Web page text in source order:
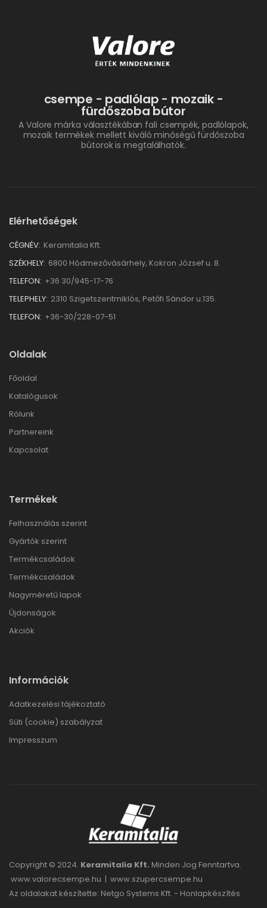
csempe - padlólap - mozaik -
fürdőszoba bútor
A Valore márka választékában fali csempék, padlólapok,
mozaik termékek mellett kiváló minőségű fürdőszoba
bútorok is megtalálhatók.
Elérhetőségek
CÉGNÉV: Keramitalia Kft.
SZÉKHELY: 6800 Hódmezővásárhely, Kokron József u. 8.
TELEFON: +36 30/945-17-76
TELEPHELY: 2310 Szigetszentmiklós, Petőfi Sándor u.135.
TELEFON: +36-30/228-07-51
Oldalak
Főoldal
Katalógusok
Rólunk
Partnereink
Kapcsolat
Termékek
Felhasználás szerint
Gyártók szerint
Termékcsaládok
Termékcsaládok
Nagyméretű lapok
Újdonságok
Akciók
Információk
Adatkezelési tájékoztató
Süti (cookie) szabályzat
Impresszum
Copyright © 2024. Keramitalia Kft. Minden Jog Fenntartva.
www.valorecsempe.hu | www.szupercsempe.hu
Az oldalakat készítette: Netgo Systems Kft. - Honlapkészítés